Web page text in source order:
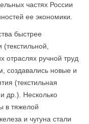
частях России
ее экономики.
быстрее
отраслях ручной труд
создавались новые и
(текстильная
др.). Несколько
в тяжелой
и чугуна стали